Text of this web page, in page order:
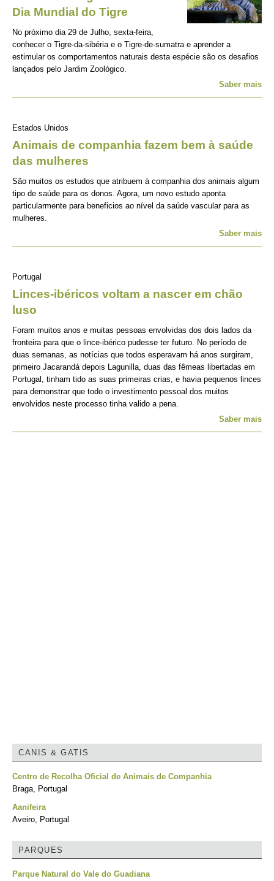
Dia Mundial do Tigre
No próximo dia 29 de Julho, sexta-feira,
conhecer o Tigre-da-sibéria e o Tigre-de-sumatra e aprender a
estimular os comportamentos naturais desta espécie são os desafios
lançados pelo Jardim Zoológico.
Saber mais
Estados Unidos
Animais de companhia fazem bem à saúde
das mulheres
São muitos os estudos que atribuem à companhia dos animais algum
tipo de saúde para os donos. Agora, um novo estudo aponta
particularmente para beneficios ao nível da saúde vascular para as
mulheres.
Saber mais
Portugal
Linces-ibéricos voltam a nascer em chão
luso
Foram muitos anos e muitas pessoas envolvidas dos dois lados da
fronteira para que o lince-ibérico pudesse ter futuro. No período de
duas semanas, as notícias que todos esperavam há anos surgiram,
primeiro Jacarandá depois Lagunilla, duas das fêmeas libertadas em
Portugal, tinham tido as suas primeiras crias, e havia pequenos linces
para demonstrar que todo o investimento pessoal dos muitos
envolvidos neste processo tinha valido a pena.
Saber mais
CANIS & GATIS
Centro de Recolha Oficial de Animais de Companhia
Braga, Portugal
Aanifeira
Aveiro, Portugal
PARQUES
Parque Natural do Vale do Guadiana